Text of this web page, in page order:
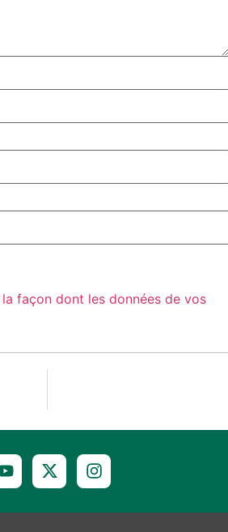
façon dont les données de vos